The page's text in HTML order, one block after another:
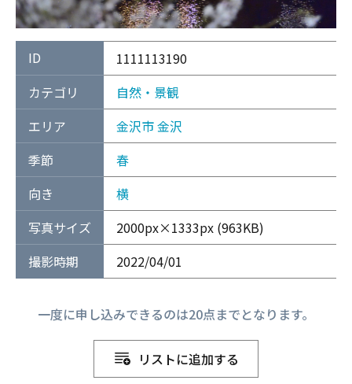
ID
1111113190
カテゴリ
自然・景観
エリア
金沢市金沢
季節
春
向き
横
写真サイズ
2000px×1333px (963KB)
撮影時期
2022/04/01
一度に申し込みできるのは20点までとなります。
リストに追加する